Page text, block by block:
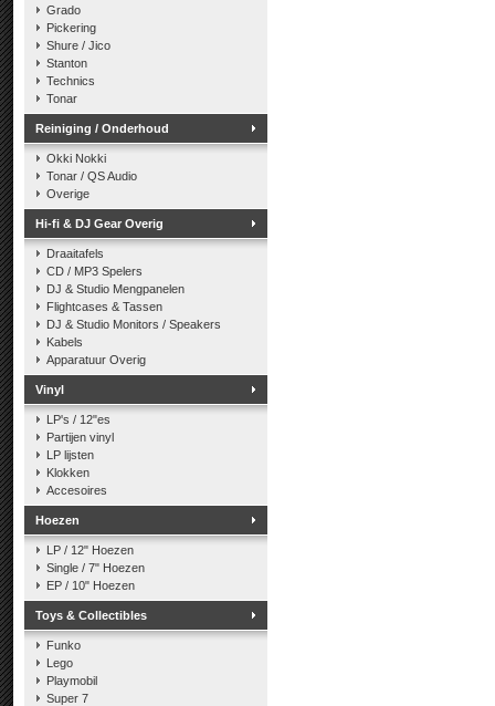
Grado
Pickering
Shure / Jico
Stanton
Technics
Tonar
Reiniging / Onderhoud
Okki Nokki
Tonar / QS Audio
Overige
Hi-fi & DJ Gear Overig
Draaitafels
CD / MP3 Spelers
DJ & Studio Mengpanelen
Flightcases & Tassen
DJ & Studio Monitors / Speakers
Kabels
Apparatuur Overig
Vinyl
LP's / 12"es
Partijen vinyl
LP lijsten
Klokken
Accesoires
Hoezen
LP / 12" Hoezen
Single / 7" Hoezen
EP / 10" Hoezen
Toys & Collectibles
Funko
Lego
Playmobil
Super 7